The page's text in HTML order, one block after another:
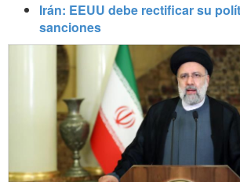
Irán: EEUU debe rectificar su
sanciones